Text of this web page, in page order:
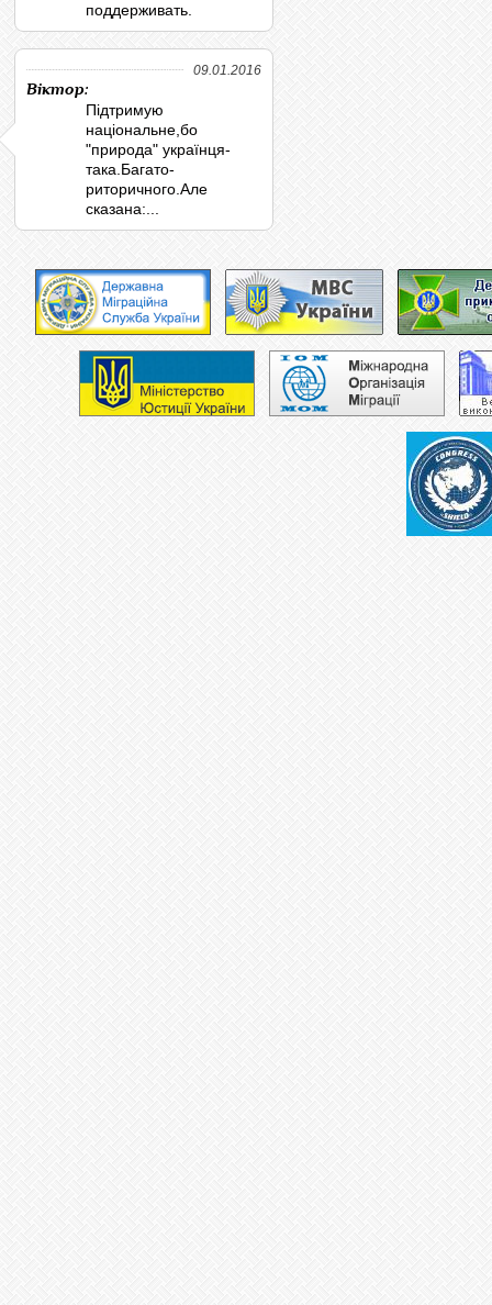
поддерживать.
09.01.2016
Віктор:
Підтримую
національне,бо
"природа" українця-
така.Багато-
риторичного.Але
сказана:...